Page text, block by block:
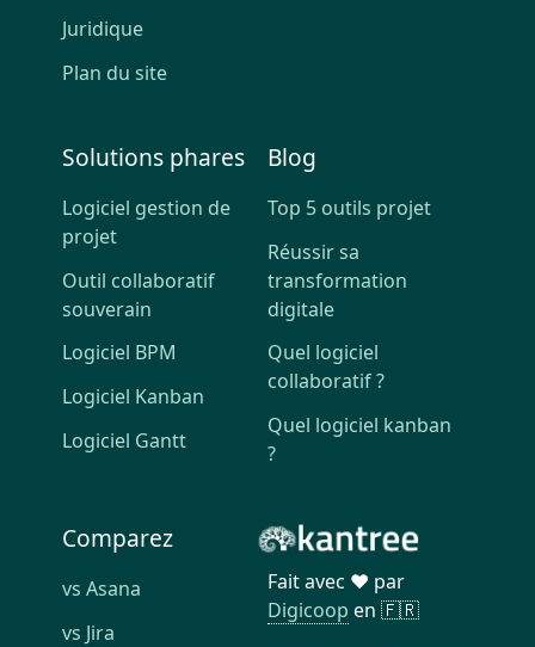
Juridique
Plan du site
Solutions phares
Logiciel gestion de
projet
Outil collaboratif
souverain
Logiciel BPM
Logiciel Kanban
Logiciel Gantt
Blog
Top 5 outils projet
Réussir sa
transformation
digitale
Quel logiciel
collaboratif ?
Quel logiciel kanban
?
Comparez
vs Asana
vs Jira
Fait avec ❤️ par
Digicoop en 🇫🇷